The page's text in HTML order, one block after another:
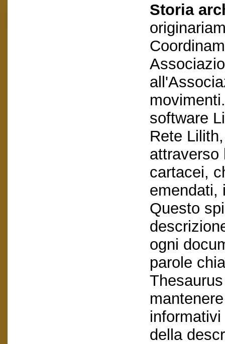
Storia
software
Rete
attraverso
cartacei,
emendati,
Questo
ogni
parole
della